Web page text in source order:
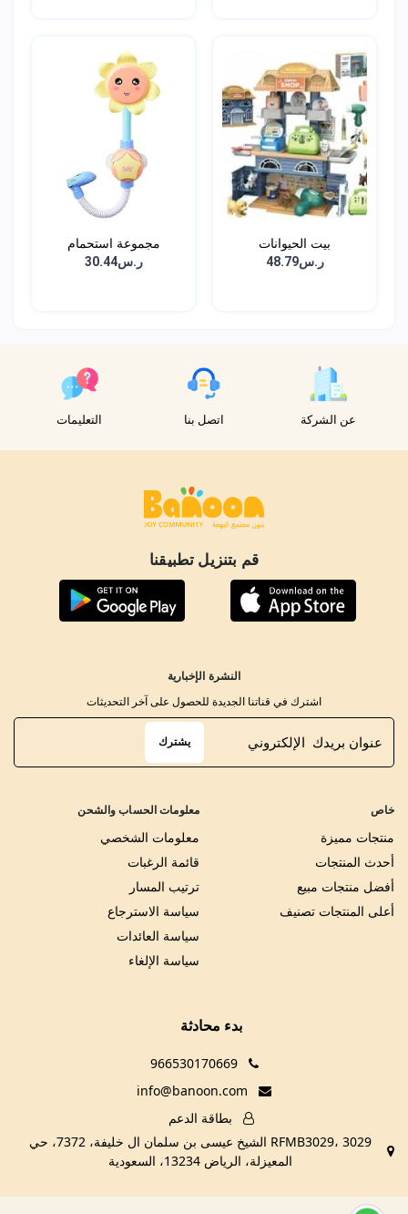
بيت الحيوانات
ر.س48.79
مجموعة استحمام
للاطفال...
ر.س30.44
عن الشركة اتصل بنا التعليمات
قم بتنزيل تطبيقنا
خاص
منتجات مميزة
أحدث المنتجات
أفضل منتجات مبيع
أعلى المنتجات تصنيف
معلومات الحساب والشحن
معلومات الشخصي
قائمة الرغبات
ترتيب المسار
سياسة الاسترجاع
سياسة العائدات
سياسة الإلغاء
النشرة الإخبارية
اشترك في قناتنا الجديدة للحصول على آخر التحديثات
يشترك
بدء محادثة
966530170669
بطاقة الدعم
RFMB3029، 3029 الشيخ عيسى بن سلمان ال خليفة، 7372، حي
المعيزلة، الرياض 13234، السعودية